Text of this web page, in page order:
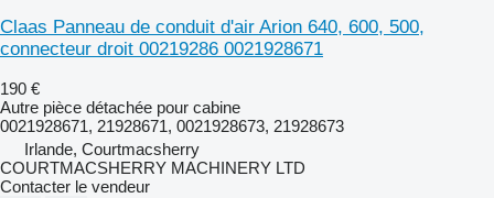
Claas Panneau de conduit d'air Arion 640, 600, 500,
connecteur droit 00219286 0021928671
190 €
Autre pièce détachée pour cabine
0021928671, 21928671, 0021928673, 21928673
Irlande, Courtmacsherry
COURTMACSHERRY MACHINERY LTD
Contacter le vendeur